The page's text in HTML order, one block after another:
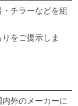
チラーなどを組
をご提示しま
外のメーカーに